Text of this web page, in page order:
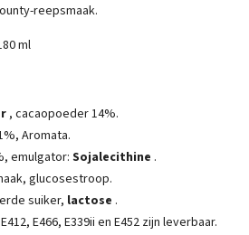
reepsmaak.
ml
, cacaopoeder 14%.
Aromata.
emulgator: Sojalecithine .
glucosestroop.
suiker, lactose .
E466, E339ii en E452 zijn leverbaar.